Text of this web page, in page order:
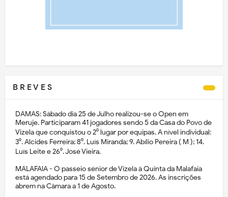
B R E V E S
DAMAS: Sábado dia 25 de Julho realizou-se o Open em
Meruje. Participaram 41 jogadores sendo 5 da Casa do Povo de
Vizela que conquistou o 2⁰ lugar por equipas. A nível individual:
3⁰. Alcides Ferreira; 8⁰. Luís Miranda; 9. Abílio Pereira ( M ); 14.
Luís Leite e 26⁰. José Vieira.
MALAFAIA - O passeio sénior de Vizela à Quinta da Malafaia
está agendado para 15 de Setembro de 2026. As inscrições
abrem na Câmara a 1 de Agosto.